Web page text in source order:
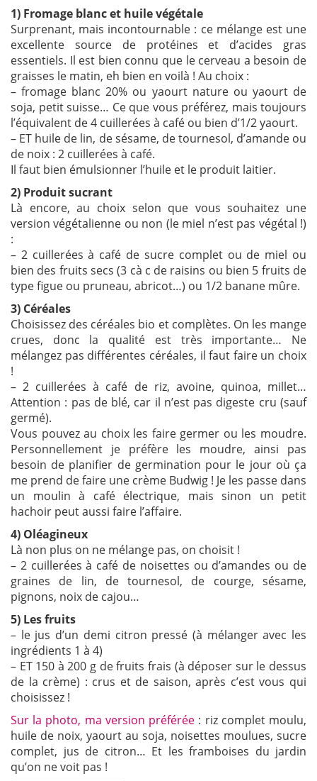
1) Fromage blanc et huile végétale
Surprenant, mais incontournable : ce mélange est une
excellente source de protéines et d’acides gras
essentiels. Il est bien connu que le cerveau a besoin de
graisses le matin, eh bien en voilà ! Au choix :
– fromage blanc 20% ou yaourt nature ou yaourt de
soja, petit suisse… Ce que vous préférez, mais toujours
l’équivalent de 4 cuillerées à café ou bien d’1/2 yaourt.
– ET huile de lin, de sésame, de tournesol, d’amande ou
de noix : 2 cuillerées à café.
Il faut bien émulsionner l’huile et le produit laitier.
2) Produit sucrant
Là encore, au choix selon que vous souhaitez une
version végétalienne ou non (le miel n’est pas végétal !)
:
– 2 cuillerées à café de sucre complet ou de miel ou
bien des fruits secs (3 cà c de raisins ou bien 5 fruits de
type figue ou pruneau, abricot…) ou 1/2 banane mûre.
3) Céréales
Choisissez des céréales bio et complètes. On les mange
crues, donc la qualité est très importante… Ne
mélangez pas différentes céréales, il faut faire un choix
!
– 2 cuillerées à café de riz, avoine, quinoa, millet…
Attention : pas de blé, car il n’est pas digeste cru (sauf
germé).
Vous pouvez au choix les faire germer ou les moudre.
Personnellement je préfère les moudre, ainsi pas
besoin de planifier de germination pour le jour où ça
me prend de faire une crème Budwig ! Je les passe dans
un moulin à café électrique, mais sinon un petit
hachoir peut aussi faire l’affaire.
4) Oléagineux
Là non plus on ne mélange pas, on choisit !
– 2 cuillerées à café de noisettes ou d’amandes ou de
graines de lin, de tournesol, de courge, sésame,
pignons, noix de cajou…
5) Les fruits
– le jus d’un demi citron pressé (à mélanger avec les
ingrédients 1 à 4)
– ET 150 à 200 g de fruits frais (à déposer sur le dessus
de la crème) : crus et de saison, après c’est vous qui
choisissez !
Sur la photo, ma version préférée : riz complet moulu,
huile de noix, yaourt au soja, noisettes moulues, sucre
complet, jus de citron… Et les framboises du jardin
qu’on ne voit pas !